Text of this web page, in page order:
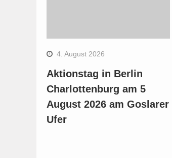
4. August 2026
Aktionstag in Berlin
Charlottenburg am 5
August 2026 am Goslarer
Ufer